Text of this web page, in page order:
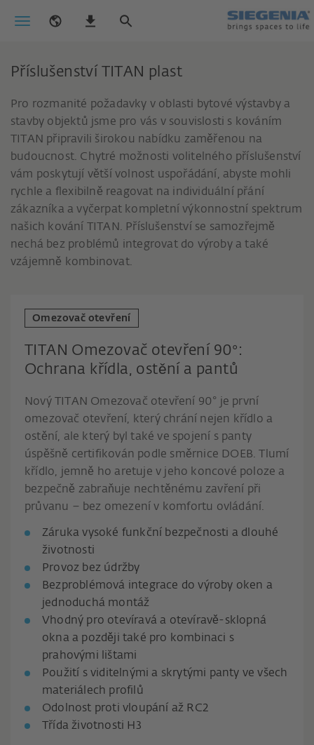
Příslušenství TITAN plast
Pro rozmanité požadavky v oblasti bytové výstavby a
stavby objektů jsme pro vás v souvislosti s kováním
TITAN připravili širokou nabídku zaměřenou na
budoucnost. Chytré možnosti volitelného příslušenství
vám poskytují větší volnost uspořádání, abyste mohli
rychle a flexibilně reagovat na individuální přání
zákazníka a vyčerpat kompletní výkonnostní spektrum
našich kování TITAN. Příslušenství se samozřejmě
nechá bez problémů integrovat do výroby a také
vzájemně kombinovat.
Omezovač otevření
TITAN Omezovač otevření 90°:
Ochrana křídla, ostění a pantů
Nový TITAN Omezovač otevření 90° je první
omezovač otevření, který chrání nejen křídlo a
ostění, ale který byl také ve spojení s panty
úspěšně certifikován podle směrnice DOEB. Tlumí
křídlo, jemně ho aretuje v jeho koncové poloze a
bezpečně zabraňuje nechtěnému zavření při
průvanu – bez omezení v komfortu ovládání.
Záruka vysoké funkční bezpečnosti a dlouhé
životnosti
Provoz bez údržby
Bezproblémová integrace do výroby oken a
jednoduchá montáž
Vhodný pro otevíravá a otevíravě-sklopná
okna a později také pro kombinaci s
prahovými lištami
Použití s viditelnými a skrytými panty ve všech
materiálech profilů
Odolnost proti vloupání až RC2
Třída životnosti H3